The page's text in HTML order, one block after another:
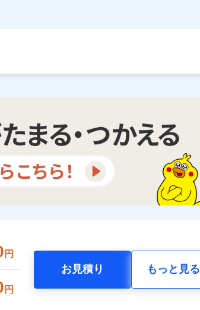
円
円
お見積り もっと見る